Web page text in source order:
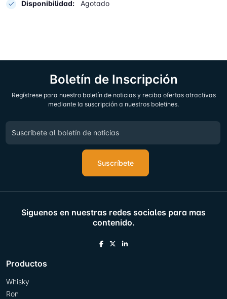
Disponibilidad: Agotado
Boletín de Inscripción
Regístrese para nuestro boletín de noticias y reciba ofertas atractivas
mediante la suscripción a nuestros boletines.
Suscríbete
Siguenos en nuestras redes sociales para mas
contenido.
Productos
Whisky
Ron